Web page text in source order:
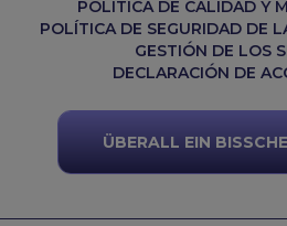
POLÍTICA DE CALIDAD Y
POLÍTICA DE SEGURIDAD DE
GESTIÓN DE LOS
DECLARACIÓN DE
ÜBERALL EIN